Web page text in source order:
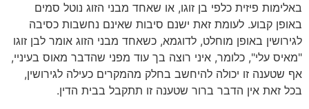
באלימות פיזית כלפי בן זוגו, או שאחד מבני הזוג נוטל סמים
באופן קבוע. לעומת זאת ישנם סיבות שאינם נחשבות כסיבה
לגירושין באופן מוחלט, לדוגמא, כשאחד מבני הזוג אומר לבן זוגו
"מאיס עלי", כלומר, איני רוצה בך עוד מפני שהדבר מאוס בעיניי,
אף שטענה זו יכולה להיחשב בחלק מהמקרים כעילה לגירושין,
בכל זאת אין הדבר ברור שטענה זו תתקבל בבית הדין.